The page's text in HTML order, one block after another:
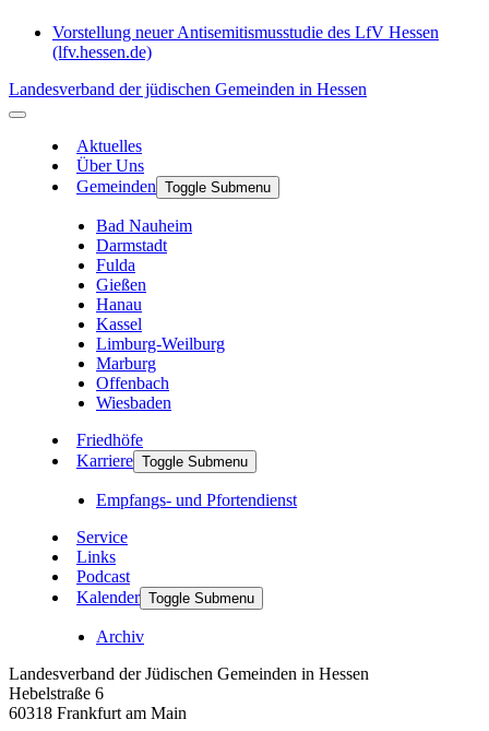
Vorstellung neuer Antisemitismusstudie des LfV Hessen
(lfv.hessen.de)
Landesverband der jüdischen Gemeinden in Hessen
Aktuelles
Über Uns
Gemeinden Toggle Submenu
Bad Nauheim
Darmstadt
Fulda
Gießen
Hanau
Kassel
Limburg-Weilburg
Marburg
Offenbach
Wiesbaden
Friedhöfe
Karriere Toggle Submenu
Empfangs- und Pfortendienst
Service
Links
Podcast
Kalender Toggle Submenu
Archiv
Landesverband der Jüdischen Gemeinden in Hessen
Hebelstraße 6
60318 Frankfurt am Main